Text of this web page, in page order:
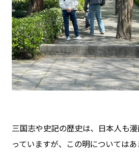
三国志や史記の歴史は、日本人も
っていますが、この明については